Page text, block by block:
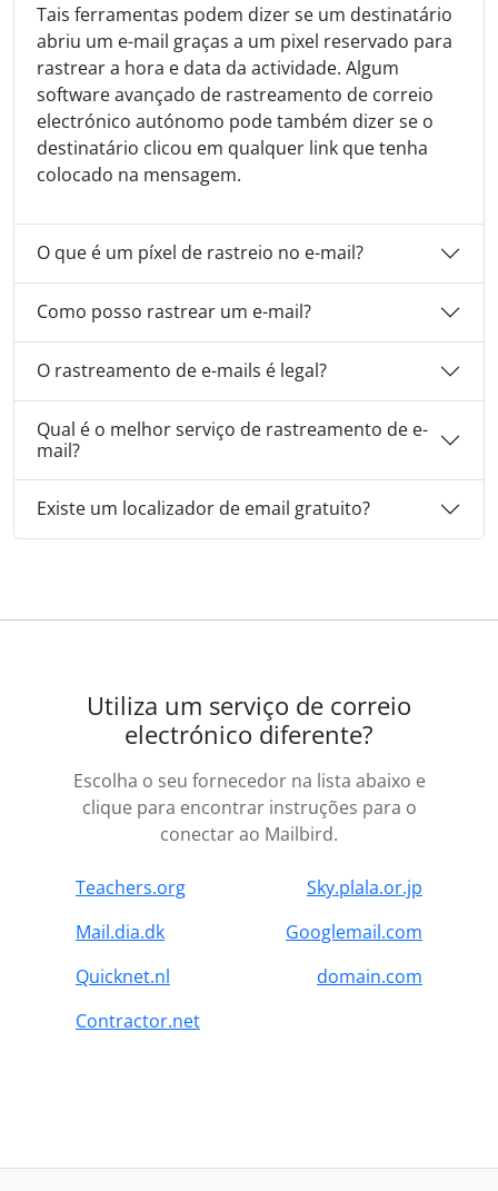
Tais ferramentas podem dizer se um destinatário
abriu um e-mail graças a um pixel reservado para
rastrear a hora e data da actividade. Algum
software avançado de rastreamento de correio
electrónico autónomo pode também dizer se o
destinatário clicou em qualquer link que tenha
colocado na mensagem.
O que é um píxel de rastreio no e-mail?
Como posso rastrear um e-mail?
O rastreamento de e-mails é legal?
Qual é o melhor serviço de rastreamento de e-
mail?
Existe um localizador de email gratuito?
Utiliza um serviço de correio
electrónico diferente?
Escolha o seu fornecedor na lista abaixo e
clique para encontrar instruções para o
conectar ao Mailbird.
Teachers.org
Sky.plala.or.jp
Mail.dia.dk
Googlemail.com
Quicknet.nl
domain.com
Contractor.net